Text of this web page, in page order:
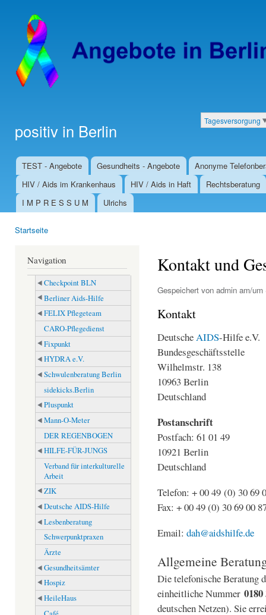
positiv in Berlin Kategorien
Tagesversorgung
Hauptmenü
TEST - Angebote Gesundheits - Angebote
Anonyme
HIV / Aids im Krankenhaus
HIV / Aids in Haft
Rechtsberatung
I M P R E S S U M
Ulrichs
Startseite
Navigation
Checkpoint BLN
Berliner Aids-Hilfe
FELIX Pflegeteam
CARO-Pflegedienst
Fixpunkt
HYDRA e.V.
Schwulenberatung Berlin
sidekicks.Berlin
Pluspunkt
Mann-O-Meter
DER REGENBOGEN
HILFE-FÜR-JUNGS
Verband für interkulturelle
Arbeit
ZIK
Deutsche AIDS-Hilfe
Lesbenberatung
Schwerpunktpraxen
Ärzte
Gesundheitsämter
Hospiz
HeileHaus
Kontakt und
Gespeichert von admin am/um
Kontakt
DeutscheAIDS-Hilfe e.V.
Bundesgeschäftsstelle
Wilhelmstr. 138
10963 Berlin
Deutschland
Postanschrift
Postfach: 61 01 49
10921 Berlin
Deutschland
Telefon: + 00 49 (0) 30 69
Fax: + 00 49 (0) 30 69 00
Email: dah@aidshilfe.de
Allgemeine
Die telefonische Beratung
einheitliche Nummer 0180
deutschen Netzen). Sie